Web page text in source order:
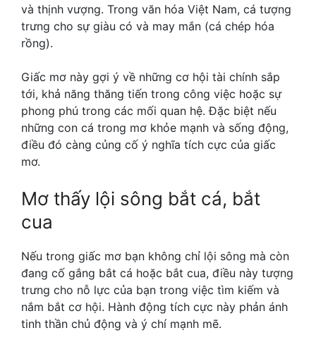
và thịnh vượng. Trong văn hóa Việt Nam, cá tượng
trưng cho sự giàu có và may mắn (cá chép hóa
rồng).
Giấc mơ này gợi ý về những cơ hội tài chính sắp
tới, khả năng thăng tiến trong công việc hoặc sự
phong phú trong các mối quan hệ. Đặc biệt nếu
những con cá trong mơ khỏe mạnh và sống động,
điều đó càng củng cố ý nghĩa tích cực của giấc
mơ.
Mơ thấy lội sông bắt cá, bắt
cua
Nếu trong giấc mơ bạn không chỉ lội sông mà còn
đang cố gắng bắt cá hoặc bắt cua, điều này tượng
trưng cho nỗ lực của bạn trong việc tìm kiếm và
nắm bắt cơ hội. Hành động tích cực này phản ánh
tinh thần chủ động và ý chí mạnh mẽ.